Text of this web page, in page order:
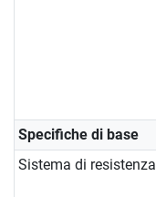
Specifiche di base
Sistema di resistenza